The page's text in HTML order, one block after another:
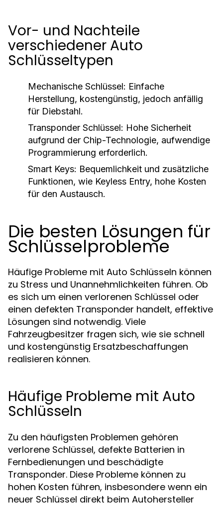
Vor- und Nachteile
verschiedener Auto
Schlüsseltypen
Mechanische Schlüssel: Einfache
Herstellung, kostengünstig, jedoch anfällig
für Diebstahl.
Transponder Schlüssel: Hohe Sicherheit
aufgrund der Chip-Technologie, aufwendige
Programmierung erforderlich.
Smart Keys: Bequemlichkeit und zusätzliche
Funktionen, wie Keyless Entry, hohe Kosten
für den Austausch.
Die besten Lösungen für
Schlüsselprobleme
Häufige Probleme mit Auto Schlüsseln können
zu Stress und Unannehmlichkeiten führen. Ob
es sich um einen verlorenen Schlüssel oder
einen defekten Transponder handelt, effektive
Lösungen sind notwendig. Viele
Fahrzeugbesitzer fragen sich, wie sie schnell
und kostengünstig Ersatzbeschaffungen
realisieren können.
Häufige Probleme mit Auto
Schlüsseln
Zu den häufigsten Problemen gehören
verlorene Schlüssel, defekte Batterien in
Fernbedienungen und beschädigte
Transponder. Diese Probleme können zu
hohen Kosten führen, insbesondere wenn ein
neuer Schlüssel direkt beim Autohersteller